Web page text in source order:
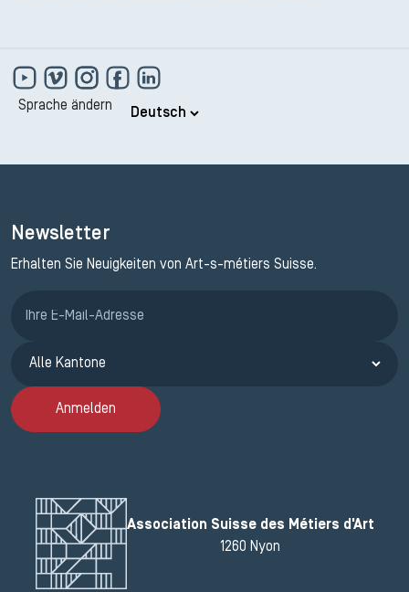
Sprache ändern
Newsletter
Erhalten Sie Neuigkeiten von Art-s-métiers Suisse.
Anmelden
Association Suisse des Métiers d'Art
1260 Nyon